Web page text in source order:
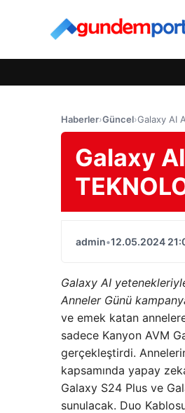
Haberler›Güncel›Galaxy AI
Galaxy
admin•12.05.2024
Galaxy AI
Anneler Günü
ve emek katan
sadece Kanyon AVM
gerçekleştirdi.
kapsamında yapay
Galaxy S24 Plus ve
sunulacak. Duo